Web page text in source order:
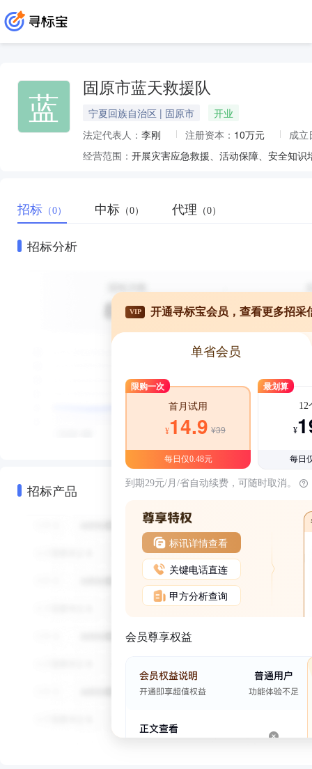
蓝 固原市蓝天救援队
宁夏回族自治区 | 固原市
开业
法定代表人： 李刚 注册资本： 10万元
成立
经营范围： 开展灾害应急救援、活动保障、安全知
招标 （0） 中标 （0） 代理 （0）
招标分析
招标产品
VIP 开通寻标宝会员，查看更多招采
单省会员
限购一次
首月试用
¥14.9 ¥39
每日仅0.48元
最划算
12
¥
每日
到期29元/月/省自动续费，可随时取消。
标讯详情查看
关键电话直连
甲方分析查询
会员尊享权益